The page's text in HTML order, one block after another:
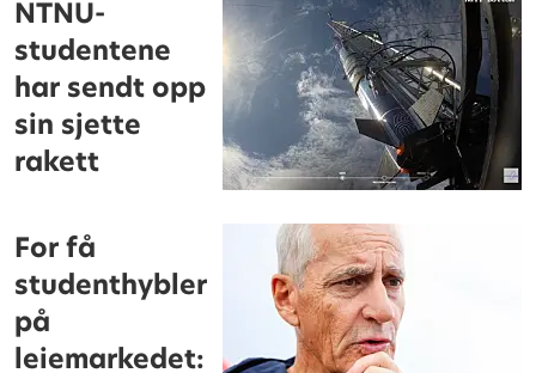
NTNU-
studentene
har sendt opp
sin sjette
rakett
For få
studenthybler
på
leiemarkedet: